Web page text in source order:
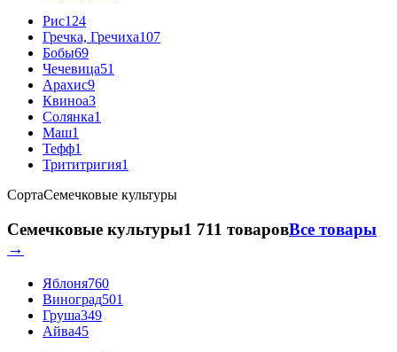
Рис124
Гречка, Гречиха107
Бобы69
Чечевица51
Арахис9
Квиноа3
Солянка1
Маш1
Тефф1
Трититригия1
СортаСемечковые культуры
Семечковые культуры1 711 товаровВсе товары
→
Яблоня760
Виноград501
Груша349
Айва45